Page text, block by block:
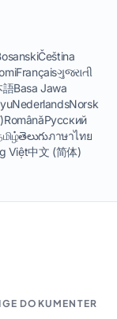
Čeština
Françaisગુજરાતી
語Basa Jawa
NederlandsNorsk
RomânăРусский
తెలుగుภาษาไทย
Việt中文 (简体)
DOKUMENTER